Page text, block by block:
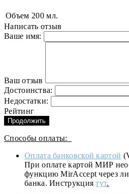
Объем 200 мл.
Написать отзыв
Ваше имя:
Ваш отзыв
Достоинства:
Недостатки:
Рейтинг
Продолжить
Способы оплаты:
Оплата банковской картой
При оплате картой МИР
функцию MirAccept через
банка. Инструкциятут.